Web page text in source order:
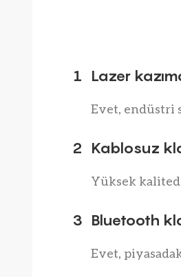
1 Lazer
Evet, endüstri
2 Kablosuz
Yüksek
3 Bluetooth
Evet,